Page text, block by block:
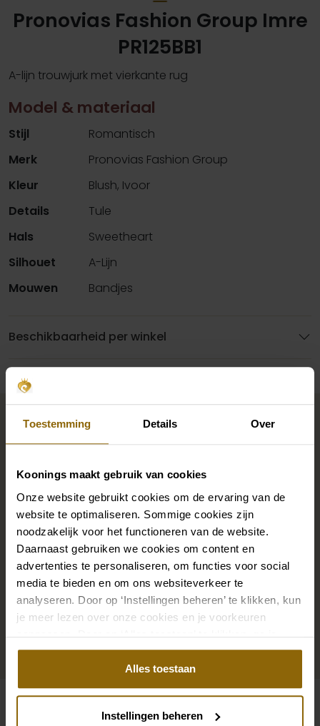
Toestemming Details Over
Koonings maakt gebruik van cookies
Onze website gebruikt cookies om de ervaring van de
website te optimaliseren. Sommige cookies zijn
noodzakelijk voor het functioneren van de website.
Daarnaast gebruiken we cookies om content en
advertenties te personaliseren, om functies voor social
media te bieden en om ons websiteverkeer te
analyseren. Door op ‘Instellingen beheren’ te klikken, kun
je meer lezen over onze cookies en je voorkeuren
aanpassen. Door op ‘Alles toestaan’ te klikken, ga je
akkoord met het gebruik van alle cookies.
Alles toestaan
Instellingen beheren
Pronovias Fashion Group Imre
PR125BB1
A-lijn trouwjurk met vierkante rug
Model & materiaal
Stijl
Romantisch
Merk
Pronovias Fashion Group
Kleur
Blush, Ivoor
Details
Tule
Hals
Sweetheart
Silhouet
A-Lijn
Mouwen
Bandjes
Beschikbaarheid per winkel
Maak jouw bridallook
compleet
De perfecte trouwschoenen voor onder je trouwjurk,
maar ook kettingen, armbanden en oorbellen die
precies bij je bruidsjurk passen of een prachtige sluier,
haarband of haarspeld voor je bruidskapsel: jouw
bruidslook is pas af met bijpassende accessoires. Met
onze grote accessoire winkel met accessoires voor
bruid en bruidegom vind je de perfecte match met
jouw jurk of trouwkostuum.
Ga naar accessoires